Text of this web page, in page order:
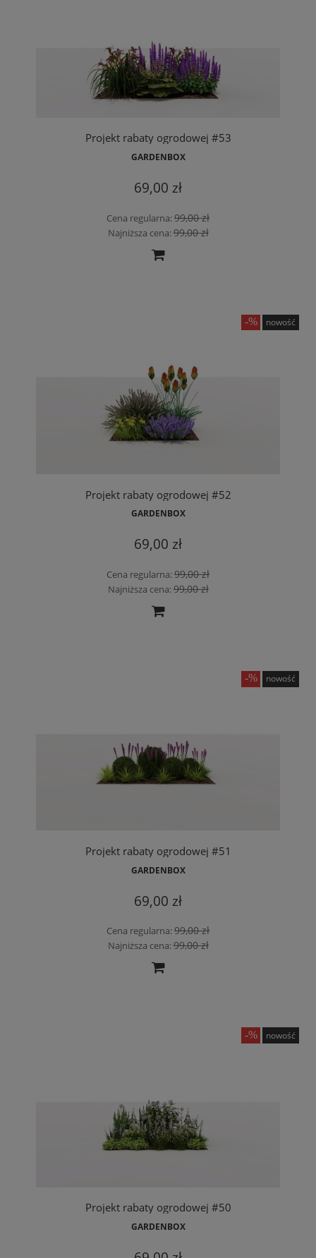
Projekt rabaty ogrodowej #53
GARDENBOX
69,00 zł
Cena regularna:99,00 zł
Najniższa cena:99,00 zł
Projekt rabaty ogrodowej #52
GARDENBOX
69,00 zł
Cena regularna:99,00 zł
Najniższa cena:99,00 zł
nowość
Projekt rabaty ogrodowej #51
GARDENBOX
69,00 zł
Cena regularna:99,00 zł
Najniższa cena:99,00 zł
nowość
Projekt rabaty ogrodowej #50
GARDENBOX
nowość